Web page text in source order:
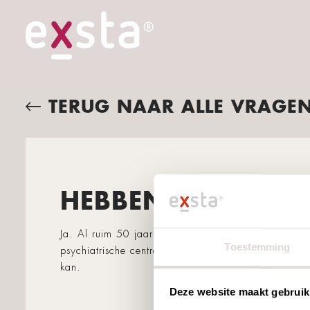
Toestemming
Deze website maakt
TERUG NAAR ALLE
HEBBEN JULLIE
Ja. Al ruim 50 jaar ontwerpen en produceren wij
psychiatrische centra. Wij werken volgens het
kan.